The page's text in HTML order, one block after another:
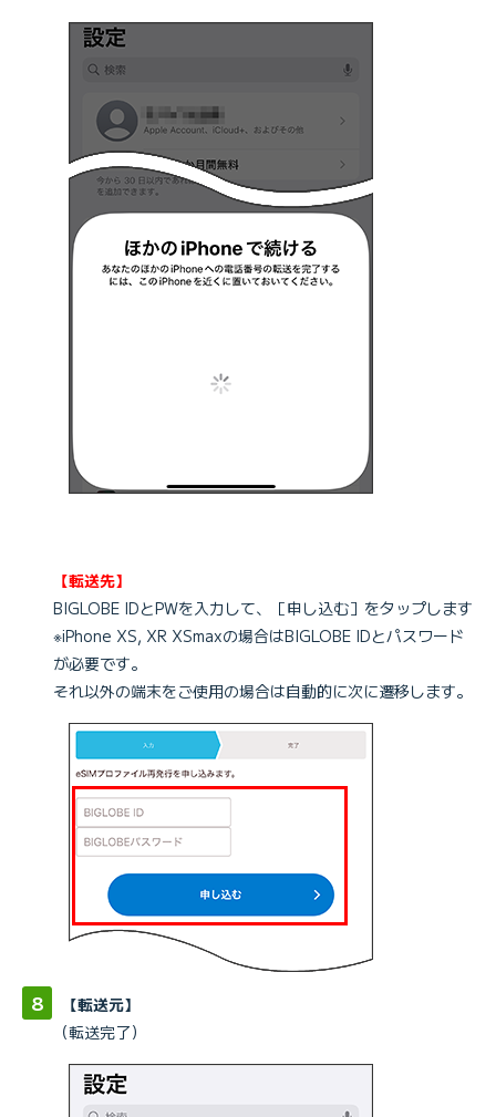
【転送先】
BIGLOBE IDとPWを入力して、［申し込む］をタップします
※iPhone XS, XR XSmaxの場合はBIGLOBE IDとパスワード
が必要です。
それ以外の端末をご使用の場合は自動的に次に遷移します。
【転送元】
（転送完了）